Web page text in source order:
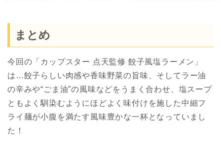
まとめ
今回の「カップスター 点天監修 餃子風塩ラーメン」
は…餃子らしい肉感や香味野菜の旨味、そしてラー油
の辛みや“ごま油”の風味などをうまく合わせ、塩スープ
ともよく馴染むようにほどよく味付けを施した中細フ
ライ麺が小腹を満たす風味豊かな一杯となっていまし
た！